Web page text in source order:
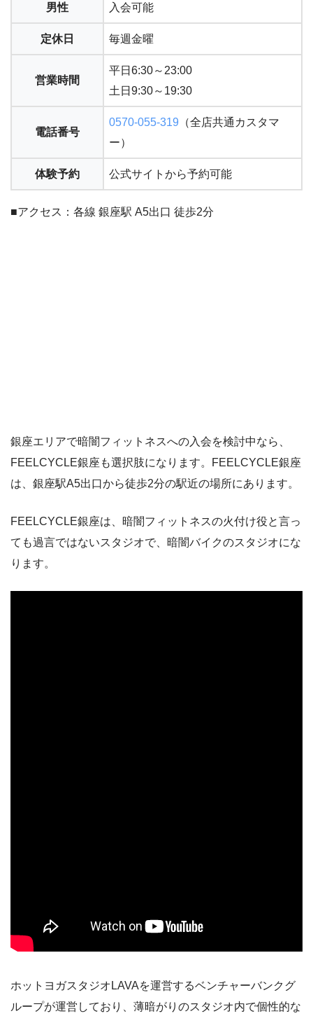
男性 入会可能
定休日 毎週金曜
営業時間
平日6:30～23:00
土日9:30～19:30
電話番号
0570-055-319 （全店共通カスタマ
ー）
体験予約 公式サイトから予約可能
■アクセス：各線 銀座駅 A5出口 徒歩2分
銀座エリアで暗闇フィットネスへの入会を検討中なら、
FEELCYCLE銀座も選択肢になります。FEELCYCLE銀座
は、銀座駅A5出口から徒歩2分の駅近の場所にあります。
FEELCYCLE銀座は、暗闇フィットネスの火付け役と言っ
ても過言ではないスタジオで、暗闇バイクのスタジオにな
ります。
ホットヨガスタジオLAVAを運営するベンチャーバンクグ
ループが運営しており、薄暗がりのスタジオ内で個性的な